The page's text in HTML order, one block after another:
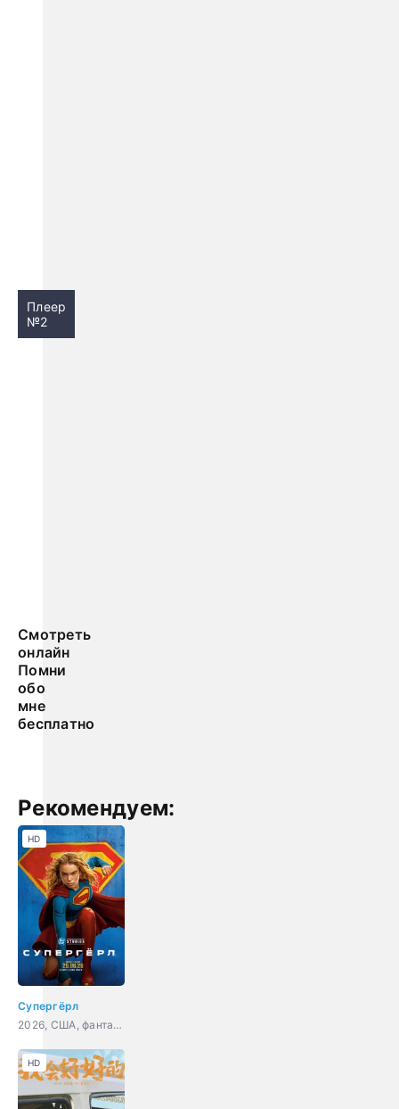
Плеер
№2
Смотреть
онлайн
Помни
обо
мне
бесплатно
Рекомендуем:
Супергёрл
2026, США, фантастика, боевик, драма, приключения
HD
HD